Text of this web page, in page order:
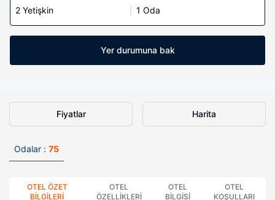
2 Yetişkin 1 Oda
Yer durumuna bak
Fiyatlar Harita
Odalar : 75
OTEL ÖZET
BILGILERI
OTEL
ÖZELLIKLERI
OTEL
BILGISI
OTEL
KOŞULLARI